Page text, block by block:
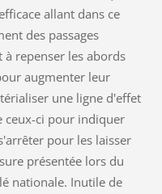
allant dans ce
des passages
repenser les abords
augmenter leur
une ligne d'effet
ceux-ci pour indiquer
pour les laisser
présentée lors du
nationale. Inutile de